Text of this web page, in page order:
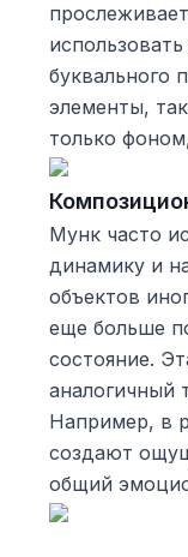
буквального
элементы,
только
Мунк часто
динамику и
объектов
еще больше
состояние.
аналогичный
Например, в
создают
общий